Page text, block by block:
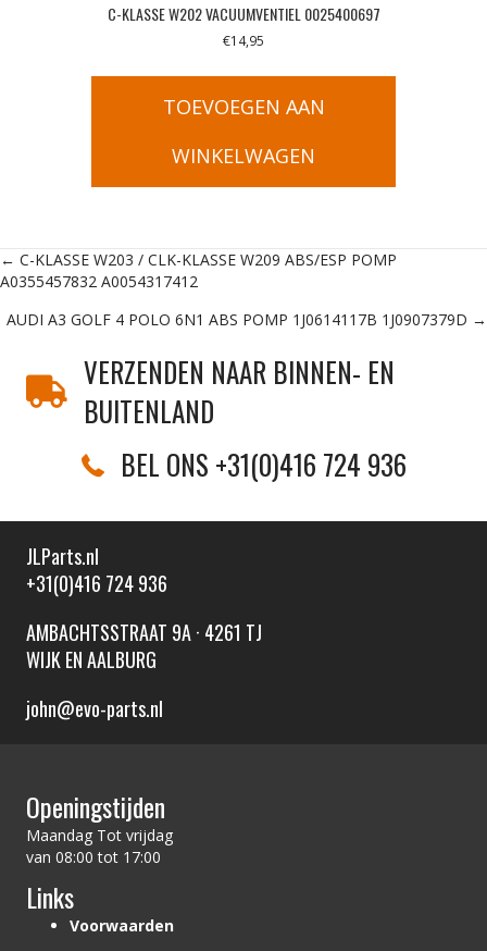
C-KLASSE W202 VACUUMVENTIEL 0025400697
€14,95
TOEVOEGEN AAN
WINKELWAGEN
Posts
navigation
← C-KLASSE W203 / CLK-KLASSE W209 ABS/ESP POMP
A0355457832 A0054317412
AUDI A3 GOLF 4 POLO 6N1 ABS POMP 1J0614117B 1J0907379D →
VERZENDEN NAAR BINNEN- EN
BUITENLAND
BEL ONS +31(0)416 724 936
JLParts.nl
+31(0)416 724 936
AMBACHTSSTRAAT 9A · 4261 TJ
WIJK EN AALBURG
john@evo-parts.nl
Openingstijden
Maandag Tot vrijdag
van 08:00 tot 17:00
Links
Voorwaarden